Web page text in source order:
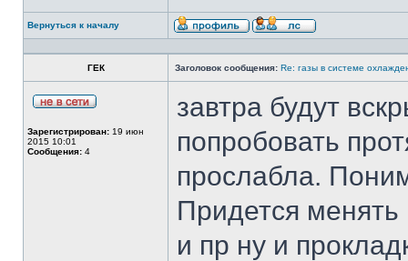
Вернуться к началу
ГЕК Заголовок сообщения: Re: газы в системе
Зарегистрирован: 19 июн
2015 10:01
Сообщения: 4
завтра будут
попробовать
прослабла.
Придется менять
и пр ну и